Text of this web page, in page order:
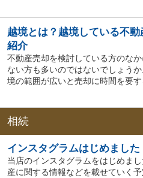
越境とは？越境している不
紹介
不動産売却を検討している方のな
ない方も多いのではないでしょう
境の範囲が広いと売却に時間を要
相続
インスタグラムはじめました
当店のインスタグラムをはじめま
産に関する情報などを載せていく